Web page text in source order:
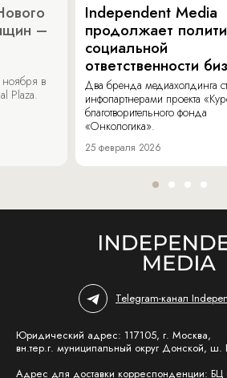
–
ноября в
Plaza.
Independent Media
продолжает
социальной
ответственности
Два бренда медиахолдинга
инфопартнерами проекта
благотворительного фонда
«Онкологика».
25 февраля 2026
Telegram-канал
Юридический адрес: 117105, г. Москва,
вн.тер.г. муниципальный округ Донской,
Адрес для доставки корреспонденции: БЦ